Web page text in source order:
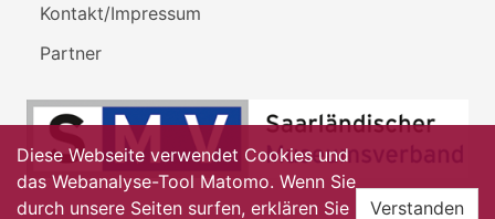
Kontakt/Impressum
Partner
Diese Webseite verwendet Cookies und
das Webanalyse-Tool Matomo. Wenn Sie
durch unsere Seiten surfen, erklären Sie
Verstanden